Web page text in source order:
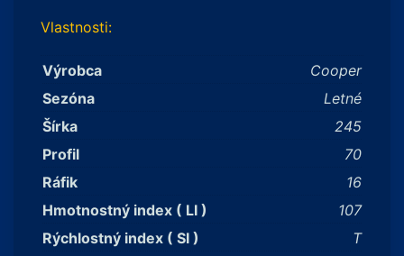
Vlastnosti:
Výrobca
Cooper
Sezóna
Letné
Šírka
245
Profil
70
Ráfik
16
Hmotnostný index ( LI )
107
Rýchlostný index ( SI )
T